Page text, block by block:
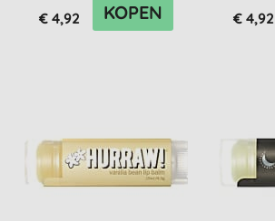
€ 4,92 KOPEN € 4,92